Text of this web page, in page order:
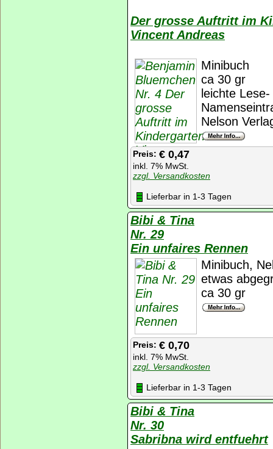
Der grosse Auftritt im
Vincent Andreas
Minibuch
ca 30 gr
leichte
Nelson
Preis: € 0,47
inkl. 7% MwSt.
zzgl. Versandkosten
Lieferbar in 1-3 Tagen
Bibi & Tina
Nr. 29
Ein unfaires Rennen
Minibuch,
etwas
ca 30 gr
Preis: € 0,70
inkl. 7% MwSt.
zzgl. Versandkosten
Lieferbar in 1-3 Tagen
Bibi & Tina
Nr. 30
Sabribna wird entfuehrt